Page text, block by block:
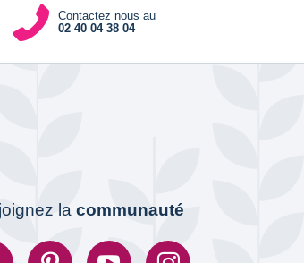
Contactez nous au
02 40 04 38 04
la communauté